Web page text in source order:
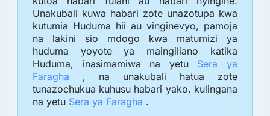
Unakubali kuwa habari zote unazotupa kwa
kutumia Huduma hii au vinginevyo, pamoja
na lakini sio mdogo kwa matumizi ya
huduma yoyote ya maingiliano katika
Huduma, inasimamiwa na yetu Sera ya
Faragha , na unakubali hatua zote
tunazochukua kuhusu habari yako. kulingana
na yetu Sera ya Faragha .